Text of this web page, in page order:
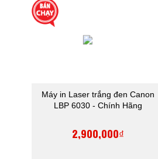
Máy in Laser trắng đen Canon
LBP 6030 - Chính Hãng
2,900,000₫